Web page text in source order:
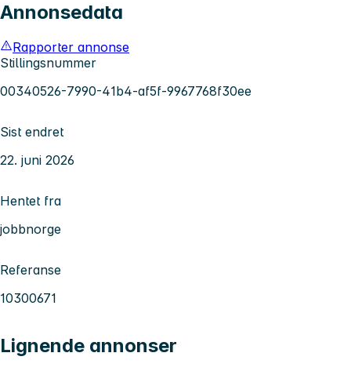
Annonsedata
Rapporter annonse
Stillingsnummer
00340526-7990-41b4-af5f-9967768f30ee
Sist endret
22. juni 2026
Hentet fra
jobbnorge
Referanse
10300671
Lignende annonser